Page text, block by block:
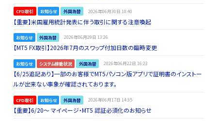
CFD取引 お知らせ 外国為替 2026年06月30日 10:40
【重要】米国雇用統計発表に伴う取引に関する注意喚起
お知らせ 外国為替 2026年06月29日 13:26
【MT5 FX取引】2026年7月のスワップ付加日数の臨時変更
お知らせ システム稼動状況 外国為替 2026年06月22日 16:23
【6/25追記あり】一部のお客様でMT5パソコン版アプリで証明書のインストー
ルが出来ない事象が確認されております。
CFD取引 お知らせ 外国為替 2026年06月17日 14:35
【重要】6/20～ マイページ・MT5 認証必須化のお知らせ